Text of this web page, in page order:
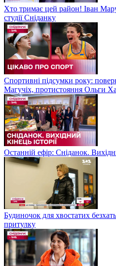
Хто тримає цей район! Іван
студії Сніданку
Спортивні підсумки року:
Магучіх, протистояння Ольги
Останній ефір: Сніданок.
Будиночок для хвостатих
притулку